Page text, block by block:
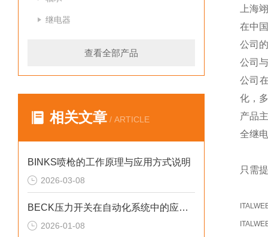
继电器
查看全部产品
相关文章 / ARTICLE
BINKS喷枪的工作原理与应用方式说明
2026-03-08
BECK压力开关在自动化系统中的应用说明
2026-01-08
上海
在中
公司
公司
公司
化，
产品
全继
只需